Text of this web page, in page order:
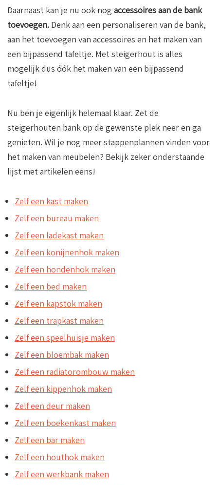
Daarnaast kan je nu ook nog accessoires aan de bank
toevoegen. Denk aan een personaliseren van de bank,
aan het toevoegen van accessoires en het maken van
een bijpassend tafeltje. Met steigerhout is alles
mogelijk dus óók het maken van een bijpassend
tafeltje!
Nu ben je eigenlijk helemaal klaar. Zet de
steigerhouten bank op de gewenste plek neer en ga
genieten. Wil je nog meer stappenplannen vinden voor
het maken van meubelen? Bekijk zeker onderstaande
lijst met artikelen eens!
Zelf een kast maken
Zelf een bureau maken
Zelf een ladekast maken
Zelf een konijnenhok maken
Zelf een hondenhok maken
Zelf een bed maken
Zelf een kapstok maken
Zelf een trapkast maken
Zelf een speelhuisje maken
Zelf een bloembak maken
Zelf een radiatorombouw maken
Zelf een kippenhok maken
Zelf een deur maken
Zelf een boekenkast maken
Zelf een bar maken
Zelf een houthok maken
Zelf een werkbank maken